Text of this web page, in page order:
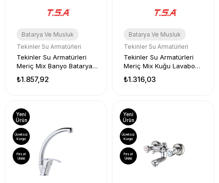
Batarya Ve Musluk
Tekinler Su Armatürleri
Tekinler Su Armatürleri
Meriç Mix Banyo Bataryası
₺1.857,92
Batarya Ve Musluk
Tekinler Su Armatürleri
Tekinler Su Armatürleri
Meriç Mix Kuğu Lavabo
₺1.316,03
Yeni
Ürün
Ücretsiz
Kargo
Fırsat
Ürünü
Yeni
Ürün
Ücretsiz
Kargo
Fırsat
Ürünü